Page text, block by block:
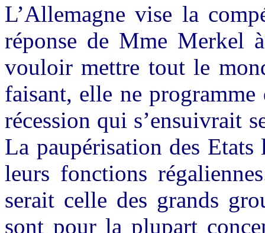
L’Allemagne vise la
réponse de Mme Merkel
vouloir mettre tout le
faisant, elle ne
récession qui s’ensuivrait
La paupérisation des Etats
leurs fonctions
serait celle des grands
sont pour la plupart